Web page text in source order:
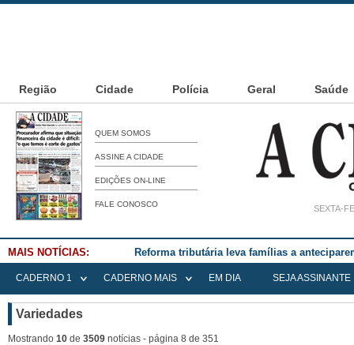
Região Cidade Polícia Geral Saúde
QUEM SOMOS
ASSINE A CIDADE
EDIÇÕES ON-LINE
FALE CONOSCO SEXTA-
MAIS NOTÍCIAS: Reforma tributária leva famílias a
CADERNO 1 CADERNO MAIS EM DIA SEJA ASSINANTE
Variedades
Mostrando 10 de 3509 notícias - página 8 de 351